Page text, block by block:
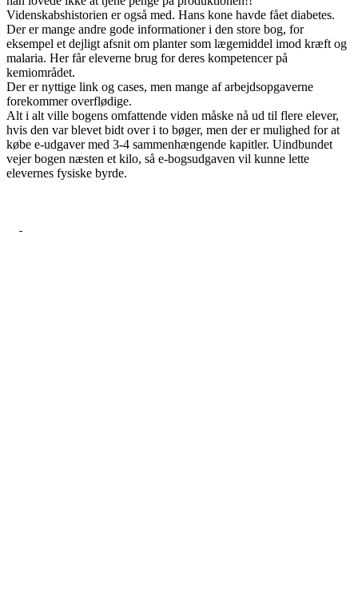
Videnskabshistorien er også med. Hans kone havde fået diabetes.
Der er mange andre gode informationer i den store bog, for
eksempel et dejligt afsnit om planter som lægemiddel imod kræft og
malaria. Her får eleverne brug for deres kompetencer på
kemiområdet.
Der er nyttige link og cases, men mange af arbejdsopgaverne
forekommer overflødige.
Alt i alt ville bogens omfattende viden måske nå ud til flere elever,
hvis den var blevet bidt over i to bøger, men der er mulighed for at
købe e-udgaver med 3-4 sammenhængende kapitler. Uindbundet
vejer bogen næsten et kilo, så e-bogsudgaven vil kunne lette
elevernes fysiske byrde.